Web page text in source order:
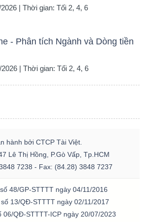
| Thời gian: Tối 2, 4, 6
- Phân tích Ngành và Dòng tiền
| Thời gian: Tối 2, 4, 6
hành bởi CTCP Tài Việt.
Lê Thị Hồng, P.Gò Vấp, Tp.HCM
7238 - Fax: (84.28) 3848 7237
48/GP-STTTT ngày 04/11/2016
13/QĐ-STTTT ngày 02/11/2017
06/QĐ-STTTT-ICP ngày 20/07/2023